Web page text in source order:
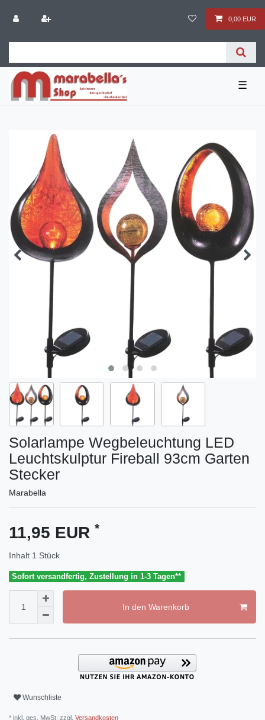
0,00 EUR
☰
Solarlampe Wegbeleuchtung LED
Leuchtskulptur Fireball 93cm Garten
Stecker
Marabella
11,95 EUR *
Inhalt 1 Stück
Sofort versandfertig, Zustellung in 1-3 Tagen**
In den Warenkorb
Wunschliste
* inkl. ges. MwSt. zzgl. Versandkosten